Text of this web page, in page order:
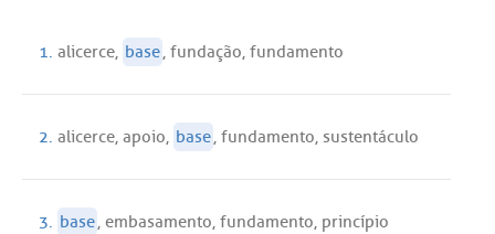
1. alicerce, base, fundação, fundamento
2. alicerce, apoio, base, fundamento, sustentáculo
3. base, embasamento, fundamento, princípio